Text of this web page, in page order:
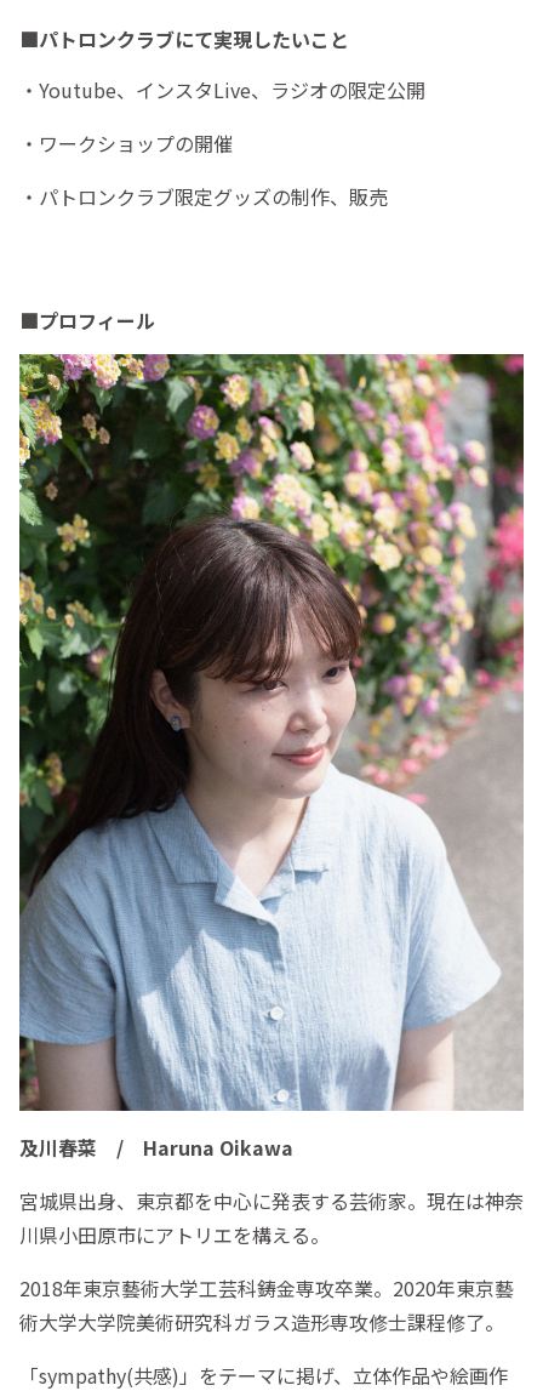
■パトロンクラブにて実現したいこと
・Youtube、インスタLive、ラジオの限定公開
・ワークショップの開催
・パトロンクラブ限定グッズの制作、販売
■プロフィール
及川春菜 / Haruna Oikawa
宮城県出身、東京都を中心に発表する芸術家。現在は神奈
川県小田原市にアトリエを構える。
2018年東京藝術大学工芸科鋳金専攻卒業。2020年東京藝
術大学大学院美術研究科ガラス造形専攻修士課程修了。
「sympathy(共感)」をテーマに掲げ、立体作品や絵画作